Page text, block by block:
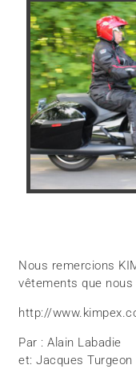
Nous remercions
vêtements que
http://
Par : Alain Labadie
et: Jacques Turgeon